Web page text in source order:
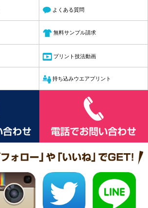
よくある質問
無料サンプル請求
プリント技法動画
持ち込みウエアプリント